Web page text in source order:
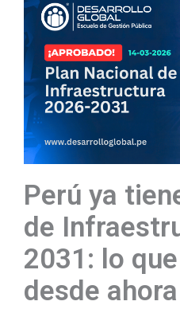
Perú ya
de
2031: lo
desde ahora